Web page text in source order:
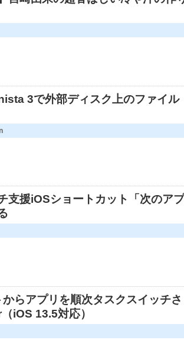
3で外部ディスク上のファイル
支援iOSショートカット「次のアプ
らアプリを順次タスクスイッチさ
iOS 13.5対応）